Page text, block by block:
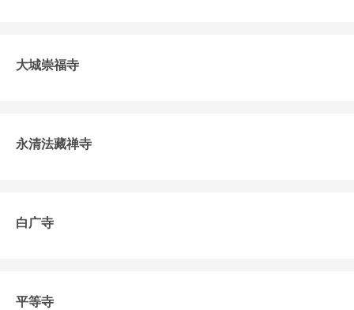
大城崇福寺
永清法藏禅寺
白广寺
平等寺